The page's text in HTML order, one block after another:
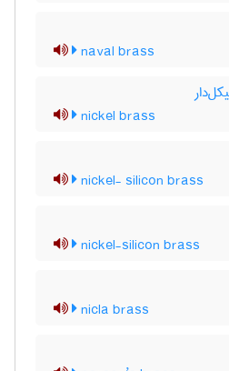
naval brass
nickel brass
nickel- silicon brass
nickel-silicon brass
nicla brass